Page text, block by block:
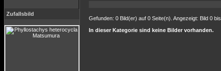
Zufallsbild
Gefunden: 0 Bild(er) auf 0 Seite(n). Angezeigt: Bild 0
In dieser Kategorie sind keine Bilder vorhanden.